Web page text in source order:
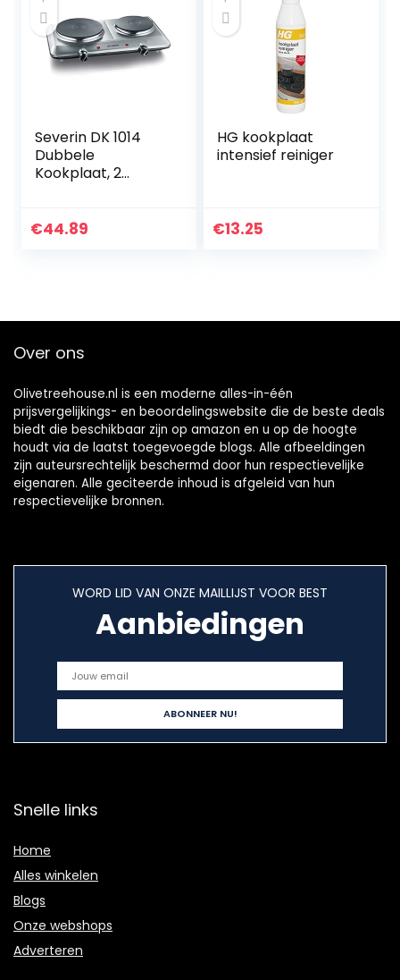
KP 1071
Severin DK 1014
Dubbele
Kookplaat, 2
Cm, Traploze
€44.89
HG kookplaat
intensief reiniger
€13.25
Over ons
Olivetreehouse.nl is een moderne alles-in-één
prijsvergelijkings- en beoordelingswebsite die de beste deals
biedt die beschikbaar zijn op amazon en u op de hoogte
houdt via de laatst toegevoegde blogs. Alle afbeeldingen
zijn auteursrechtelijk beschermd door hun respectievelijke
eigenaren. Alle geciteerde inhoud is afgeleid van hun
respectievelijke bronnen.
WORD LID VAN ONZE MAILLIJST VOOR BEST
Aanbiedingen
Snelle links
Home
Alles winkelen
Blogs
Onze webshops
Adverteren